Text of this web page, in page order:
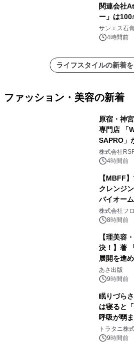
関連会社
ー」は100
れました。
サンエス石
4時間前
ライフスタイルの新着
ファッション・美容の新着
原宿・神
専門店 「
SAPRO」
株式会社
4時間前
【MBFF
クレンジ
バイオー
クレンジ
発売
株式会社フ
8時間前
【理美容
決！】著
展開を進
「多店舗
24日（月）
あさ出版
9時間前
眠りづら
は寝ると
呼吸が弱
トラタニ株
9時間前